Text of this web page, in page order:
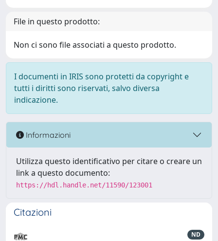
File in questo prodotto:
Non ci sono file associati a questo prodotto.
I documenti in IRIS sono protetti da copyright e
tutti i diritti sono riservati, salvo diversa
indicazione.
Informazioni
Utilizza questo identificativo per citare o creare un
link a questo documento:
https://hdl.handle.net/11590/123001
Citazioni
ND